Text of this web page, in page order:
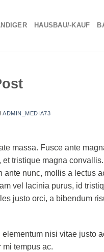
HAUSBAU/-KAUF
ADMIN_MEDIA73
massa. Fusce ante
tristique magna
nunc, mollis a lectus
vel lacinia purus, id
justo orci, a bibendum
nisi vitae justo
tempus ac.